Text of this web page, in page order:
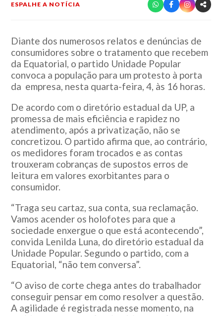
ESPALHE A NOTÍCIA
Diante dos numerosos relatos e denúncias de
consumidores sobre o tratamento que recebem
da Equatorial, o partido Unidade Popular
convoca a população para um protesto à porta
da empresa, nesta quarta-feira, 4, às 16 horas.
De acordo com o diretório estadual da UP, a
promessa de mais eficiência e rapidez no
atendimento, após a privatização, não se
concretizou. O partido afirma que, ao contrário,
os medidores foram trocados e as contas
trouxeram cobranças de supostos erros de
leitura em valores exorbitantes para o
consumidor.
“Traga seu cartaz, sua conta, sua reclamação.
Vamos acender os holofotes para que a
sociedade enxergue o que está acontecendo”,
convida Lenilda Luna, do diretório estadual da
Unidade Popular. Segundo o partido, com a
Equatorial, “não tem conversa”.
“O aviso de corte chega antes do trabalhador
conseguir pensar em como resolver a questão.
A agilidade é registrada nesse momento, na